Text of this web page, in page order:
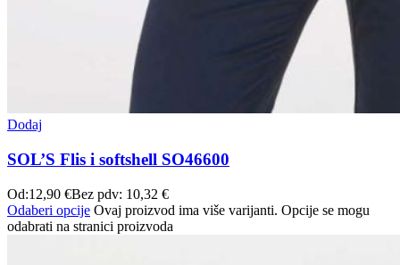
Dodaj
SOL’S Flis i softshell SO46600
Od:12,90 €Bez pdv: 10,32 €
Odaberi opcije Ovaj proizvod ima više varijanti. Opcije se mogu
odabrati na stranici proizvoda